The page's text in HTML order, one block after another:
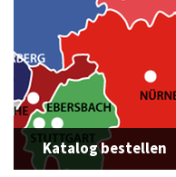
Katalog bestellen